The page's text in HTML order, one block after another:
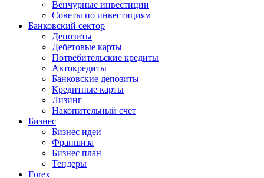
Венчурные инвестиции
Советы по инвестициям
Банковский сектор
Депозиты
Дебетовые карты
Потребительские кредиты
Автокредиты
Банковские депозиты
Кредитные карты
Лизинг
Накопительный счет
Бизнес
Бизнес идеи
Франшиза
Бизнес план
Тендеры
Forex